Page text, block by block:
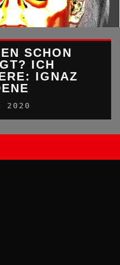
SCHON
ICH
IGNAZ
2020